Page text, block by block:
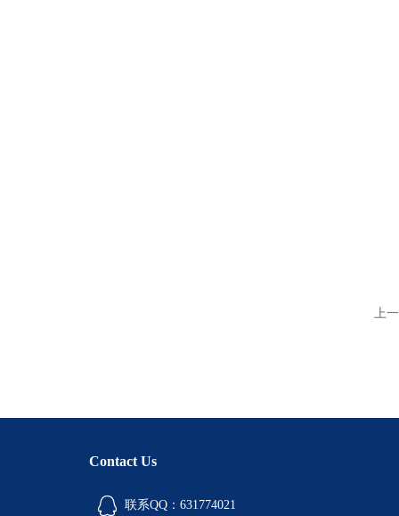
上
Contact Us
联系QQ：631774021